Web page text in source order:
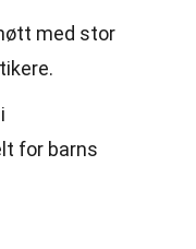
med stor
for barns